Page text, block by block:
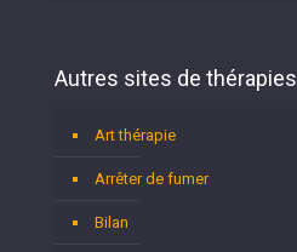
Autres sites de thérapies
Art thérapie
Arrêter de fumer
Bilan